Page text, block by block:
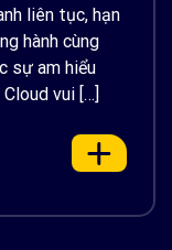
liên tục, hạn
hành cùng
sự am hiểu
vui […]